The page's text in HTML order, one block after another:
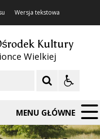
Wersja tekstowa
Kultury
Wielkiej
MENU GŁÓWNE